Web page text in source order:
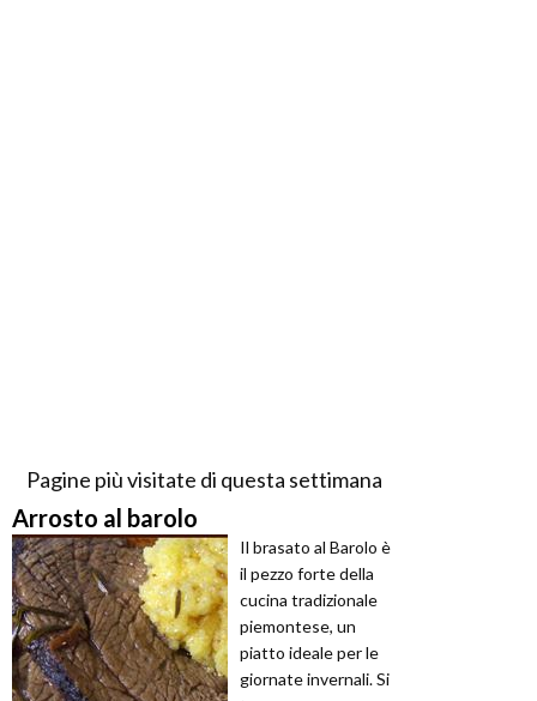
Pagine più visitate di questa settimana
Arrosto al barolo
Il brasato al Barolo è
il pezzo forte della
cucina tradizionale
piemontese, un
piatto ideale per le
giornate invernali. Si